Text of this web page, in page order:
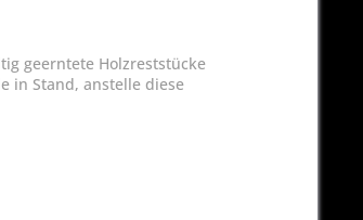
geerntete Holzreststücke
in Stand, anstelle diese